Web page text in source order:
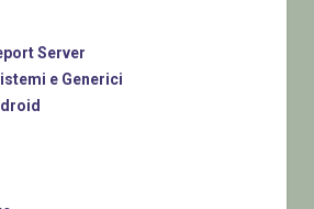
Server
e Generici